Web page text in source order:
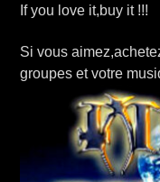
If you love it,buy it !!!
Si vous
groupes et votre